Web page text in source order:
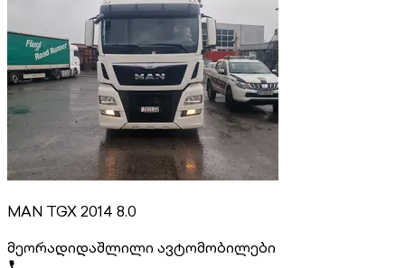
MAN TGX 2014 8.0
მეორადიდაშლილი ავტომობილები